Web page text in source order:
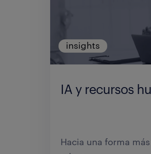
insights
IA y recursos
Hacia una forma